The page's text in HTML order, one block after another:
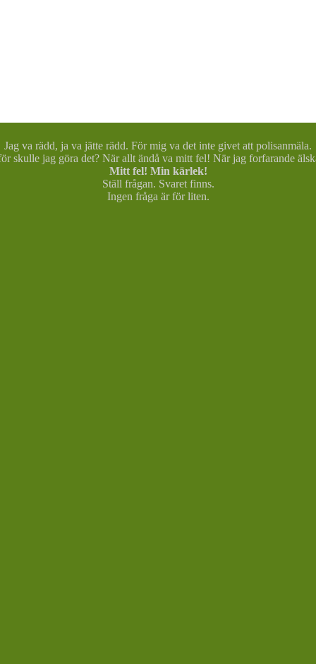
Jag va rädd, ja va jätte rädd. För mig va det inte givet att polisanmäla.
skulle jag göra det? När allt ändå va mitt fel! När jag forfarande
Mitt fel! Min kärlek!
Ställ frågan. Svaret finns.
Ingen fråga är för liten.